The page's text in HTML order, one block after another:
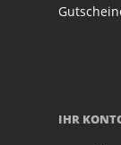
IHR